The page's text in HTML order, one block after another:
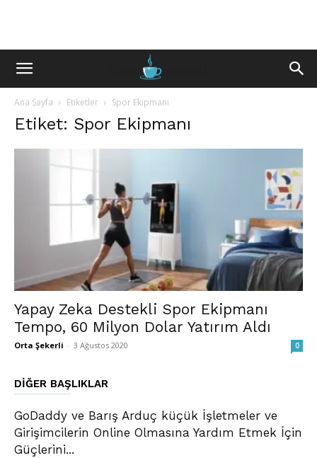
Ana Sayfa Etiketler Spor Ekipmanı
Etiket: Spor Ekipmanı
Yapay Zeka Destekli Spor Ekipmanı
Tempo, 60 Milyon Dolar Yatırım Aldı
Orta Şekerli - 3 Ağustos 2020 0
DIĞER BAŞLIKLAR
GoDaddy ve Barış Arduç küçük İşletmeler ve
Girişimcilerin Online Olmasına Yardım Etmek İçin
Güçlerini...